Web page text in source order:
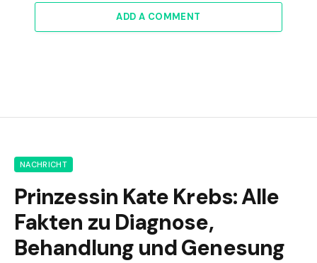
ADD A COMMENT
NACHRICHT
Prinzessin Kate Krebs: Alle
Fakten zu Diagnose,
Behandlung und Genesung